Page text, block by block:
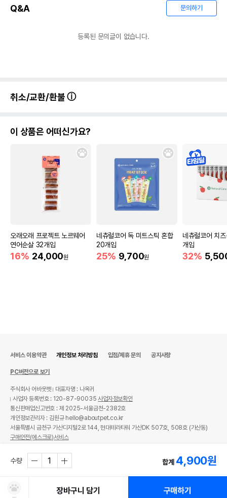
Q&A 문의하기
등록된 문의글이 없습니다.
취소/교환/환불
이 상품은 어떠신가요?
오래오래 프로젝트 노르웨어
연어순살 32개입
16% 24,000원
네츄럴코어 독 미트스틱 혼합
20개입
25% 9,700원
네츄럴코어 치
개입
32%
수량 합계 4,900원
장바구니 담기 구매하기
서비스 이용약관 개인정보 처리방침 입점/제휴 문의 공지사항
PC버전으로 보기
주식회사 어바웃펫
대표자명 : 나옥귀
사업자 등록번호 : 120-87-90035사업자정보확인
통신판매업신고번호 : 제 2025-서울금천-2382호
개인정보관리자 : 김원규 hello@aboutpet.co.kr
서울특별시 금천구 가산디지털2로 144, 현대테라타워 가산DK 507호, 508호 (가산동)
구매안전(에스크로)서비스